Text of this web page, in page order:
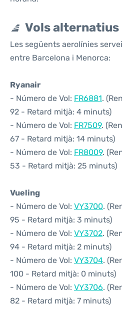
Vols alternatius
Les següents aerolínies
entre Barcelona i Menorca:
Ryanair
- Número de Vol: FR6881.
92 - Retard mitjà: 4 minuts)
- Número de Vol: FR7509.
67 - Retard mitjà: 14 minuts)
- Número de Vol: FR8009.
53 - Retard mitjà: 25 minuts)
Vueling
- Número de Vol: VY3700.
95 - Retard mitjà: 3 minuts)
- Número de Vol: VY3702.
94 - Retard mitjà: 2 minuts)
- Número de Vol: VY3704.
100 - Retard mitjà: 0 minuts)
- Número de Vol: VY3706.
82 - Retard mitjà: 7 minuts)